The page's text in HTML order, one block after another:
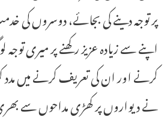
پر توجہ دینے کی بجائے، دوسروں کی
اپنے سے زیادہ عزیز رکھنے پر میری توجہ
کرنے اور ان کی تعریف کرنے میں مدد
نے دیواروں پر کھڑی مداحوں سے